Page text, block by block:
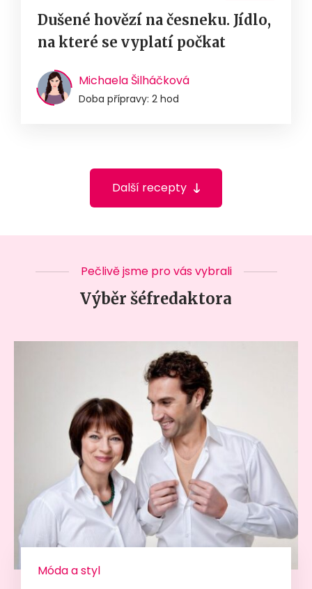
Dušené hovězí na česneku. Jídlo,
na které se vyplatí počkat
Michaela Šilháčková
Doba přípravy: 2 hod
Další recepty
Pečlivě jsme pro vás vybrali
Výběr šéfredaktora
Móda a styl